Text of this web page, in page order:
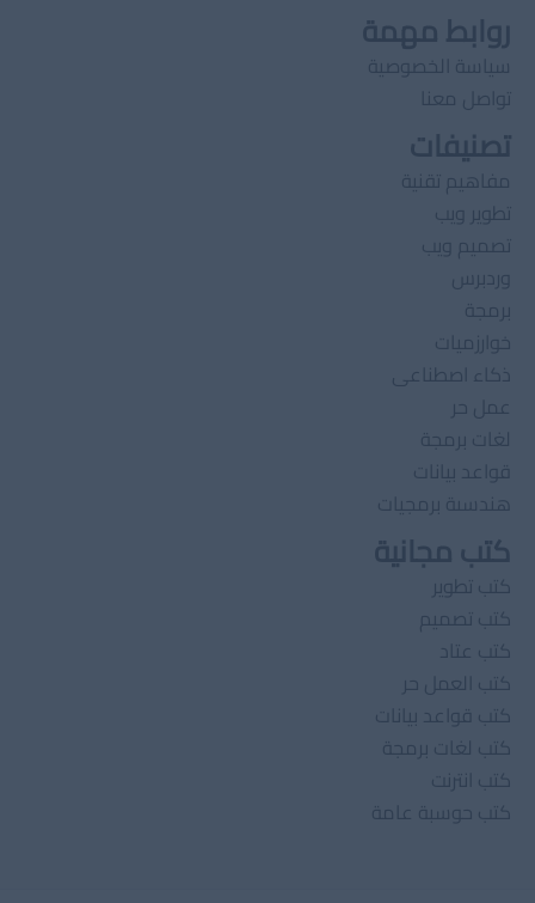
روابط مهمة
سياسة الخصوصية
تواصل معنا
تصنيفات
مفاهيم تقنية
تطوير ويب
تصميم ويب
وردبرس
برمجة
خوارزميات
ذكاء اصطناعى
عمل حر
لغات برمجة
قواعد بيانات
هندسىة برمجيات
كتب مجانية
كتب تطوير
كتب تصميم
كتب عتاد
كتب العمل حر
كتب قواعد بيانات
كتب لغات برمجة
كتب انترنت
كتب حوسبة عامة